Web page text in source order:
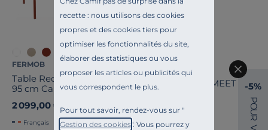
recette : nous utilisons des cookies
propres et des cookies tiers pour
optimiser les fonctionnalités du site,
élaborer des statistiques ou vous
proposer les articles ou publicités qui
vous correspondent le plus.
Pour tout savoir, rendez-vous sur "
Gestion des cookies". Vous pourrez y
FERMOB
Table Rectangulaire 195 x
95 cm Calvi en
2 099,00 €
Français
EZPELETA
Table de Repas MEET
-5%
P
O
U
R
V